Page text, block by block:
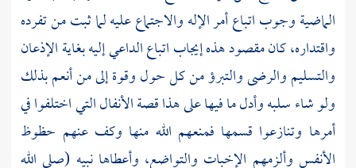
الماضية وجوب اتباع أمر الإله والاجتماع عليه لما ثبت من تفرده
واقتداره، كان مقصود هذه إيجاب اتباع الداعي إليه بغاية الإذعان
والتسليم والرضى والتبرؤ من كل حول وقوة إلى من أنعم بذلك
ولو شاء سلبه وأدل ما فيها على هذا قصة الأنفال التي اختلفوا في
أمرها وتنازعوا قسمها فمنعهم الله منها وكف عنهم حظوظ
الأنفس وألزمهم الإخبات والتواضع، وأعطاها نبيه (صلى الله